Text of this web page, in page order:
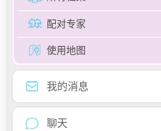
配对专家
使用地图
我的消息
聊天